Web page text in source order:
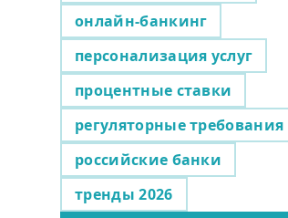
онлайн-банкинг
персонализация услуг
процентные ставки
регуляторные требования
российские банки
тренды 2026